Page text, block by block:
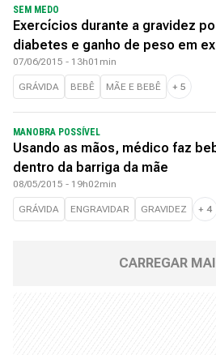
SEM MEDO
Exercícios durante a gravidez
diabetes e ganho de peso em
07/06/2015 - 13h01min
GRÁVIDA BEBÊ MÃE E BEBÊ + 5
MANOBRA POSSÍVEL
Usando as mãos, médico faz
dentro da barriga da mãe
08/05/2015 - 19h02min
GRÁVIDA ENGRAVIDAR GRAVIDEZ + 4
CARREGAR